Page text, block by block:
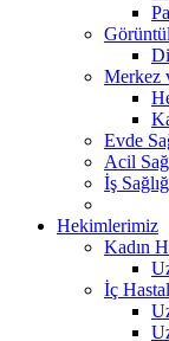
Merkez
Evde
Acil
İş
Hekimlerimiz
Kadın
İç